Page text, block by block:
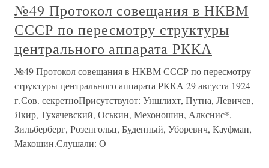
№49 Протокол совещания в НКВМ
СССР по пересмотру структуры
центрального аппарата РККА
№49 Протокол совещания в НКВМ СССР по пересмотру
структуры центрального аппарата РККА 29 августа 1924
г.Сов. секретноПрисутствуют: Уншлихт, Путна, Левичев,
Якир, Тухачевский, Оськин, Мехоношин, Алкснис*,
Зильберберг, Розенгольц, Буденный, Уборевич, Кауфман,
Макошин.Слушали: О